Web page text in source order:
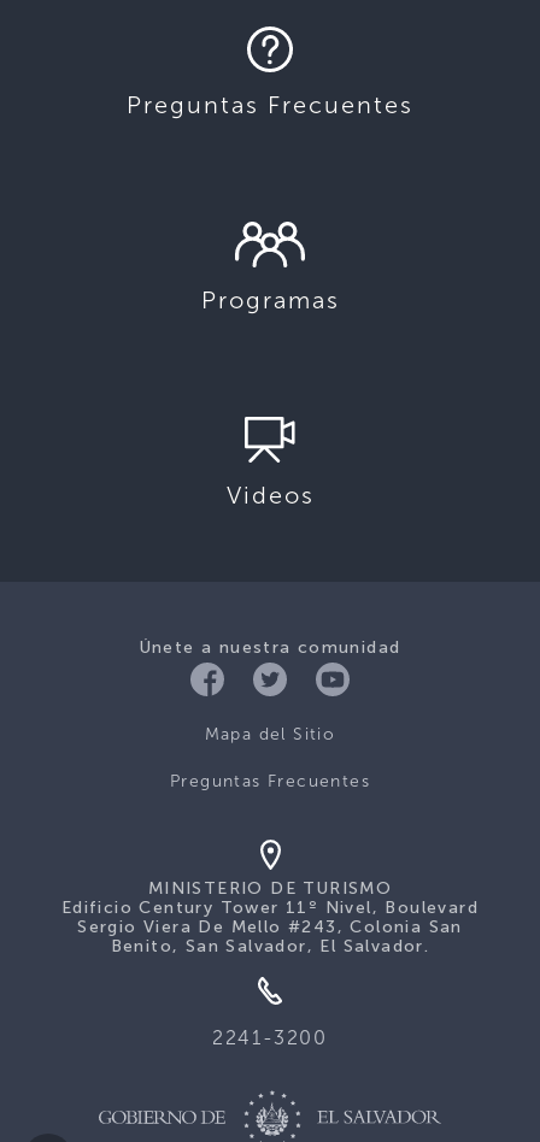
Preguntas Frecuentes
Programas
Videos
Únete a nuestra comunidad
Mapa del Sitio
Preguntas Frecuentes
MINISTERIO DE TURISMO
Edificio Century Tower 11º Nivel, Boulevard
Sergio Viera De Mello #243, Colonia San
Benito, San Salvador, El Salvador.
2241-3200